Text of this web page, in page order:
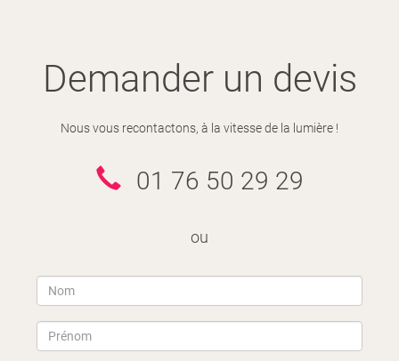
Demander un devis
Nous vous recontactons, à la vitesse de la lumière !
01 76 50 29 29
ou